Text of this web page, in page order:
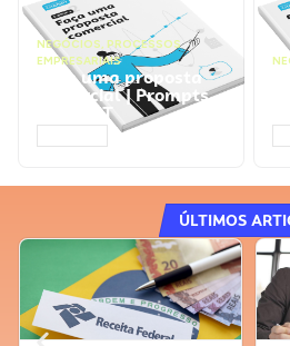
NEGÓCIOS, PROCESSOS
EMPRESARIAIS
Faça uma proposta
comercial | Prompts
ChatGPT
ÚLTIMOS